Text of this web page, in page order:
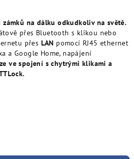
na dálku odkudkoliv na světě.
přes Bluetooth s klikou nebo
přes LAN pomocí RJ45 ethernet
a Google Home, napájení
ve spojení s chytrými klikami a